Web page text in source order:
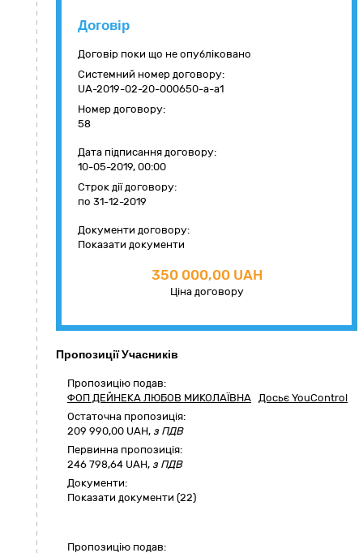
Договір
Договір поки що не опубліковано
Системний номер договору:
UA-2019-02-20-000650-a-a1
Номер договору:
58
Дата підписання договору:
10-05-2019, 00:00
Строк дії договору:
по 31-12-2019
Документи договору:
Показати документи
350 000,00 UAH
Ціна договору
Пропозиції Учасників
Пропозицію подав:
ФОП ДЕЙНЕКА ЛЮБОВ МИКОЛАЇВНА Досьє YouControl
Остаточна пропозиція:
209 990,00 UAH, з ПДВ
Первинна пропозиція:
246 798,64 UAH, з ПДВ
Документи:
Показати документи (22)
Пропозицію подав: